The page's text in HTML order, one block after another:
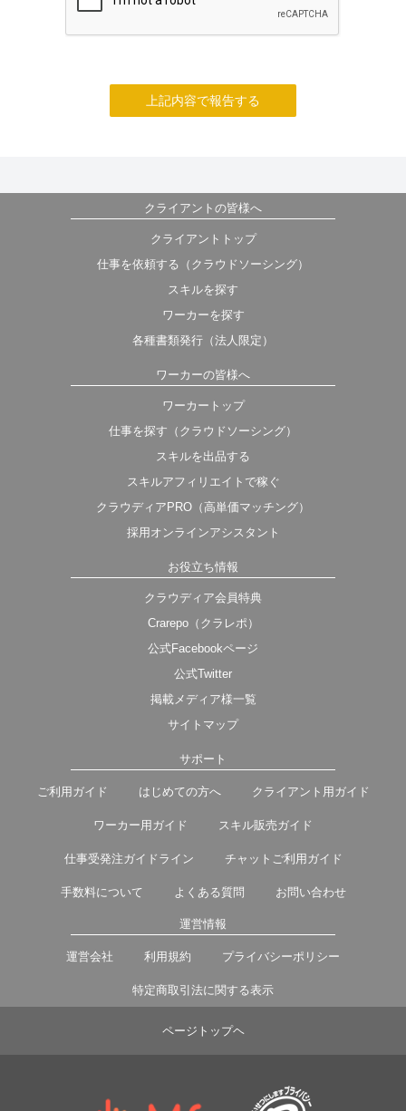
上記内容で報告する
クライアントの皆様へ
クライアントトップ
仕事を依頼する（クラウドソーシング）
スキルを探す
ワーカーを探す
各種書類発行（法人限定）
ワーカーの皆様へ
ワーカートップ
仕事を探す（クラウドソーシング）
スキルを出品する
スキルアフィリエイトで稼ぐ
クラウディアPRO（高単価マッチング）
採用オンラインアシスタント
お役立ち情報
クラウディア会員特典
Crarepo（クラレポ）
公式Facebookページ
公式Twitter
掲載メディア様一覧
サイトマップ
サポート
ご利用ガイド はじめての方へ クライアント用ガイド
ワーカー用ガイド スキル販売ガイド
仕事受発注ガイドライン チャットご利用ガイド
手数料について よくある質問 お問い合わせ
運営情報
運営会社 利用規約 プライバシーポリシー
特定商取引法に関する表示
ページトップヘ